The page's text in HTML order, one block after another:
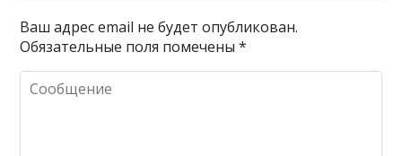
Ваш адрес email не будет опубликован.
Обязательные поля помечены*